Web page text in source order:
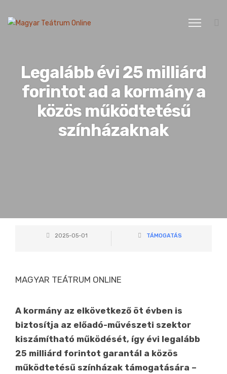
Legalább évi 25 milliárd
forintot ad a kormány a
közös működtetésű
színházaknak
2025-05-01 TÁMOGATÁS
MAGYAR TEÁTRUM ONLINE
A kormány az elkövetkező öt évben is
biztosítja az előadó-művészeti szektor
kiszámítható működését, így évi legalább
25 milliárd forintot garantál a közös
működtetésű színházak támogatására –